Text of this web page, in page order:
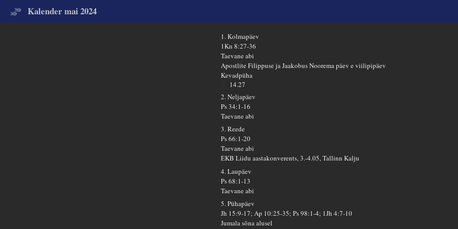
Kalender mai 2024
1. Kolmapäev
1Kn 8:27-36
Taevane abi
Apostlite Filippuse ja Jaakobus Noorema päev e viilipipäev
Kevadpüha
14.27
2. Neljapäev
Ps 34:1-16
Taevane abi
3. Reede
Ps 66:1-20
Taevane abi
EKB Liidu aastakonverents, 3.-4.05, Tallinn Kalju
4. Laupäev
Ps 68:1-13
Taevane abi
5. Pühapäev
Jh 15:9-17; Ap 10:25-35; Ps 98:1-4; 1Jh 4:7-10
Jumala sõna alusel